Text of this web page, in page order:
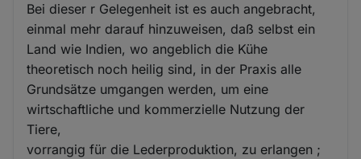
Bei dieser r Gelegenheit ist es auch angebracht,
einmal mehr darauf hinzuweisen, daß selbst ein
Land wie Indien, wo angeblich die Kühe
theoretisch noch heilig sind, in der Praxis alle
Grundsätze umgangen werden, um eine
wirtschaftliche und kommerzielle Nutzung der
Tiere,
vorrangig für die Lederproduktion, zu erlangen ;